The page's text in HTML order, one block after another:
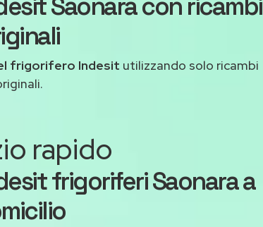
Saonara con ricambi
frigorifero Indesit utilizzando solo ricambi
rapido
frigoriferi Saonara a